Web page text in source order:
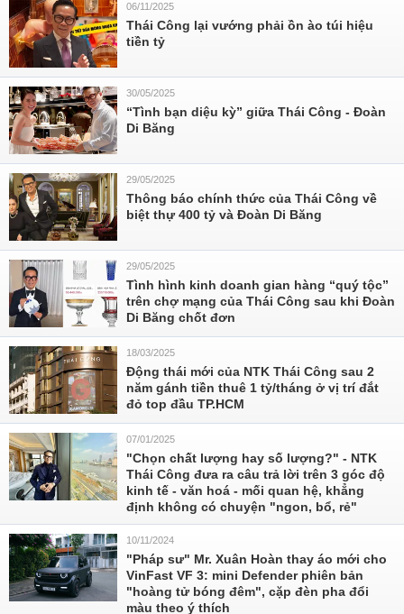
06/11/2025
Thái Công lại vướng phải ồn ào túi hiệu
tiền tỷ
30/05/2025
“Tình bạn diệu kỳ” giữa Thái Công - Đoàn
Di Băng
29/05/2025
Thông báo chính thức của Thái Công về
biệt thự 400 tỷ và Đoàn Di Băng
29/05/2025
Tình hình kinh doanh gian hàng “quý tộc”
trên chợ mạng của Thái Công sau khi Đoàn
Di Băng chốt đơn
18/03/2025
Động thái mới của NTK Thái Công sau 2
năm gánh tiền thuê 1 tỷ/tháng ở vị trí đắt
đỏ top đầu TP.HCM
07/01/2025
"Chọn chất lượng hay số lượng?" - NTK
Thái Công đưa ra câu trả lời trên 3 góc độ
kinh tế - văn hoá - mối quan hệ, khẳng
định không có chuyện "ngon, bổ, rẻ"
10/11/2024
"Pháp sư" Mr. Xuân Hoàn thay áo mới cho
VinFast VF 3: mini Defender phiên bản
"hoàng tử bóng đêm", cặp đèn pha đổi
màu theo ý thích